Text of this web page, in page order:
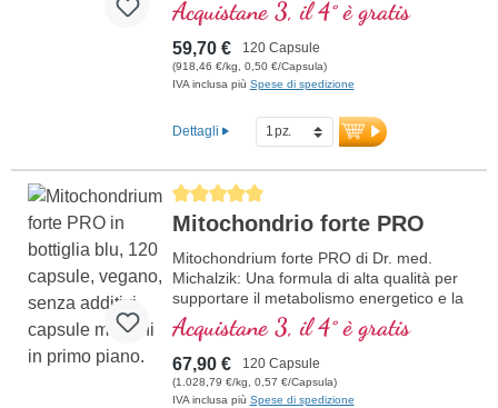
metabolismo di energia (sotto forma di
ATP nella catena respiratoria cellulare).
Acquistane 3, il 4° è gratis
59,70 € 120 Capsule
(918,46 €/kg, 0,50 €/Capsula)
IVA inclusa più Spese di spedizione
Dettagli
Average rating of 5 out of 5 stars
Mitochondrio forte PRO
Mitochondrium forte PRO di Dr. med.
Michalzik: Una formula di alta qualità per
supportare il metabolismo energetico e la
salute cellulare. Include NADH, Q10,
Resveratrolo e Tiamina, che promuovono
il metabolismo energetico, oltre all'acido
R-Alfa-Lipoico nella preziosa forma di
Sodium-R-Lipoato. Sigillatura senza
Acquistane 3, il 4° è gratis
67,90 € 120 Capsule
(1.028,79 €/kg, 0,57 €/Capsula)
IVA inclusa più Spese di spedizione